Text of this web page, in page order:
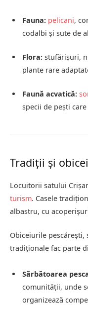
Fauna: pelicani,
codalbi și sute de
Flora: stufărișuri,
plante rare
Faună acvatică:
specii de pești
Tradiții și
Locuitorii satului
turism. Casele
albastru, cu
Obiceiurile
tradiționale fac parte
Sărbătoarea
comunității, unde
organizează